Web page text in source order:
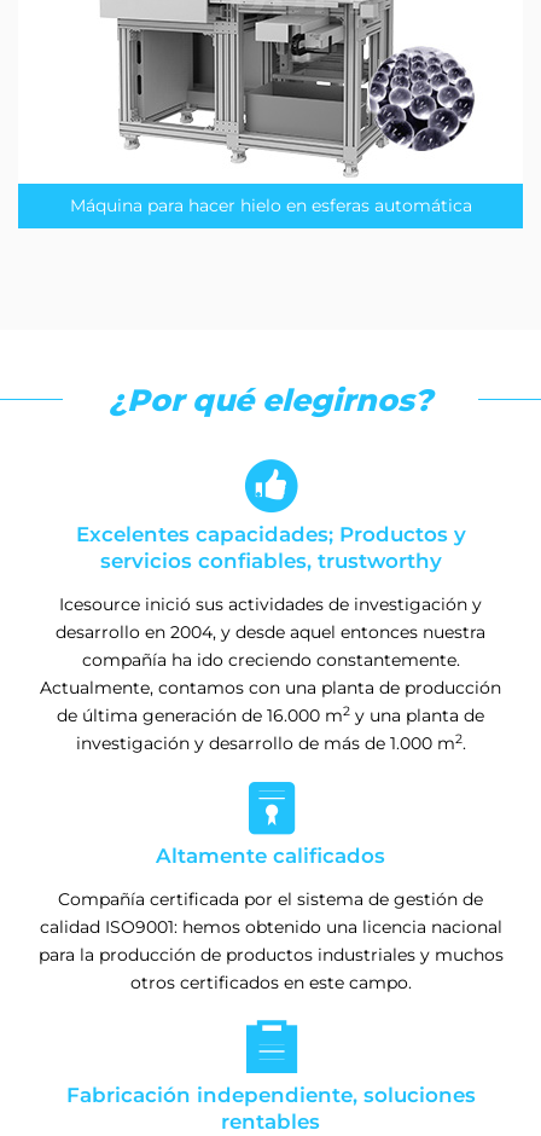
Máquina para hacer hielo en esferas automática
¿Por qué elegirnos?

Excelentes capacidades; Productos y
servicios confiables, trustworthy
Icesource inició sus actividades de investigación y
desarrollo en 2004, y desde aquel entonces nuestra
compañía ha ido creciendo constantemente.
Actualmente, contamos con una planta de producción
de última generación de 16.000 m2 y una planta de
investigación y desarrollo de más de 1.000 m2.

Altamente calificados
Compañía certificada por el sistema de gestión de
calidad ISO9001: hemos obtenido una licencia nacional
para la producción de productos industriales y muchos
otros certificados en este campo.

Fabricación independiente, soluciones
rentables